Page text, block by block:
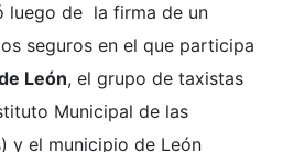
luego de la firma de un
seguros en el que participa
León, el grupo de taxistas
Municipal de las
y el municipio de León